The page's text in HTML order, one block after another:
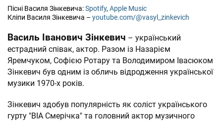
Пісні Василя Зінкевича:Spotify, Apple Music
Кліпи Василя Зінкевича – youtube.com/@vasyl_zinkevich
Василь Іванович Зінкевич – український
естрадний співак, актор. Разом із Назарієм
Яремчуком, Софією Ротару та Володимиром Івасюком
Зінкевич був одним із обличь відродження української
музики 1970-х років.
Зінкевич здобув популярність як соліст українського
гурту "ВІА Смерічка" та головний актор музичного